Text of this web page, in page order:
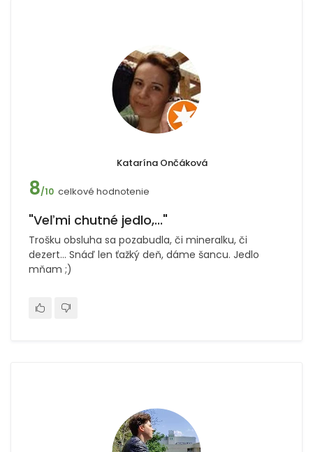
Katarína Ončáková
8/10 celkové hodnotenie
"Veľmi chutné jedlo,..."
Trošku obsluha sa pozabudla, či mineralku, či
dezert... Snáď len ťažký deň, dáme šancu. Jedlo
mňam ;)